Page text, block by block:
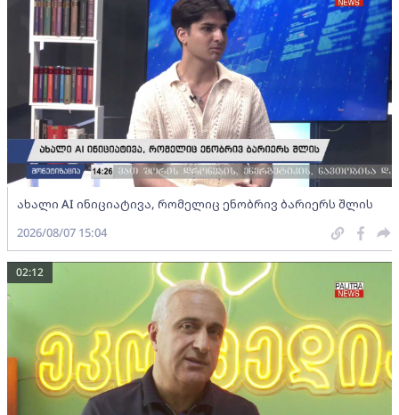
ახალი AI ინიციატივა, რომელიც ენობრივ ბარიერს შლის
2026/08/07 15:04
02:12